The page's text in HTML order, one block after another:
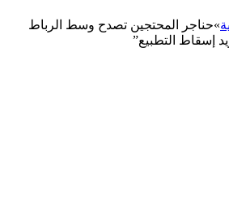
»حناجر المحتجين تصدح وسط الرباط
إسقاط التطبيع”